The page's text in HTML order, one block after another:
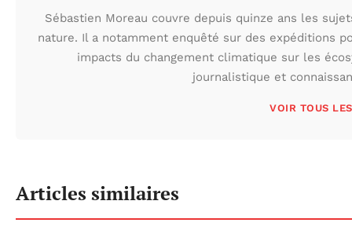
Sébastien Moreau couvre depuis quinze ans les
nature. Il a notamment enquêté sur des expéditions
impacts du changement climatique sur les
journalistique et
VOIR TOUS
Articles similaires